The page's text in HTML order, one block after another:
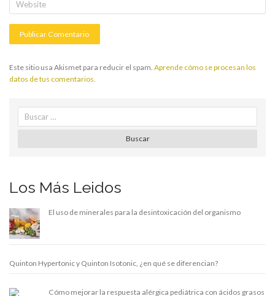
Este sitio usa Akismet para reducir el spam. Aprende cómo se procesan los
datos de tus comentarios.
Search
Buscar
Los Más Leidos
El uso de minerales para la desintoxicación del organismo
Quinton Hypertonic y Quinton Isotonic, ¿en qué se diferencian?
Cómo mejorar la respuesta alérgica pediátrica con ácidos grasos